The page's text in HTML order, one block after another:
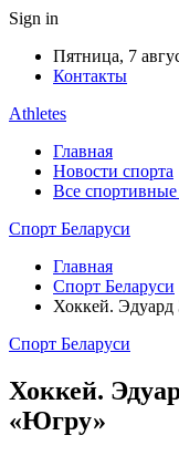
Sign in
Пятница, 7
Контакты
Athletes
Главная
Новости спорта
Все спортивные
Спорт Беларуси
Главная
Спорт Беларуси
Хоккей. Эдуард
Спорт Беларуси
Хоккей.
«Югру»